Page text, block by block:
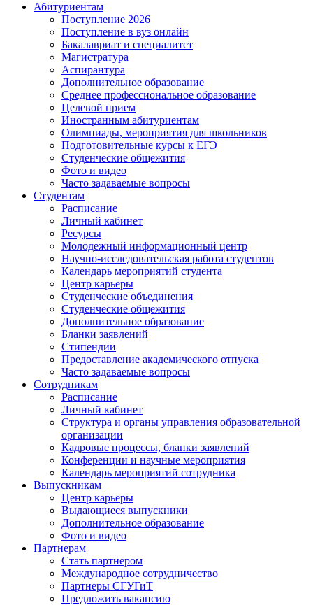
Абитуриентам
Поступление 2026
Поступление в вуз онлайн
Бакалавриат и специалитет
Магистратура
Аспирантура
Дополнительное образование
Среднее профессиональное образование
Целевой прием
Иностранным абитуриентам
Олимпиады, мероприятия для школьников
Подготовительные курсы к ЕГЭ
Студенческие общежития
Фото и видео
Часто задаваемые вопросы
Студентам
Расписание
Личный кабинет
Ресурсы
Молодежный информационный центр
Научно-исследовательская работа студентов
Календарь мероприятий студента
Центр карьеры
Студенческие объединения
Студенческие общежития
Дополнительное образование
Бланки заявлений
Стипендии
Предоставление академического отпуска
Часто задаваемые вопросы
Сотрудникам
Расписание
Личный кабинет
Структура и органы управления образовательной
организации
Кадровые процессы, бланки заявлений
Конференции и научные мероприятия
Календарь мероприятий сотрудника
Выпускникам
Центр карьеры
Выдающиеся выпускники
Дополнительное образование
Фото и видео
Партнерам
Стать партнером
Международное сотрудничество
Партнеры СГУГиТ
Предложить вакансию